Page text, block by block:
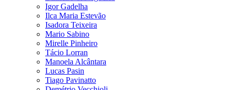
Igor Gadelha
Ilca Maria Estevão
Isadora Teixeira
Mario Sabino
Mirelle Pinheiro
Tácio Lorran
Manoela Alcântara
Lucas Pasin
Tiago Pavinatto